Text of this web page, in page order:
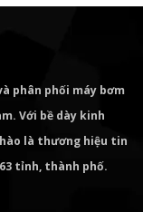
phân phối máy bơm
Với bề dày kinh
là thương hiệu tin
tỉnh, thành phố.